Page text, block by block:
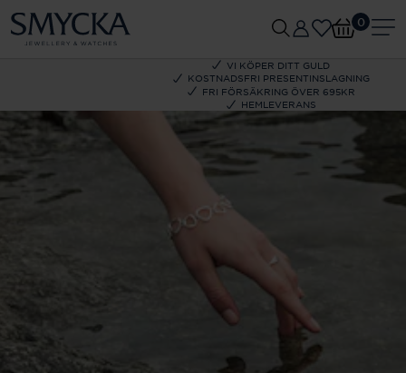
VI KÖPER DITT GULD
KOSTNADSFRI PRESENTINSLAGNING
FRI FÖRSÄKRING ÖVER 695KR
HEMLEVERANS
0